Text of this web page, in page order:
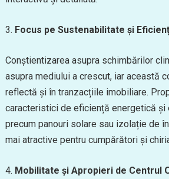
3. Focus pe Sustenabilitate și
Conștientizarea asupra schimbărilor
asupra mediului a crescut, iar această
reflectă și în tranzacțiile imobiliare.
caracteristici de eficiență energetică și
precum panouri solare sau izolație de
mai atractive pentru cumpărători și
4. Mobilitate și Apropieri de Centrul